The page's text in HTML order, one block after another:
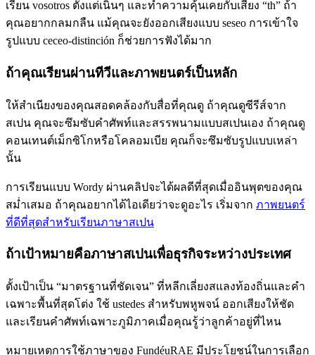
เรียน vosotros ตั้งแต่เนิ่นๆ และทำความคุ้นเคยกับเสียง “th” ถ้า
คุณอยากกลมกลืน แม้คุณจะยังออกเสียงแบบ seseo การเข้าใจ
รูปแบบ ceceo-distinción ก็ช่วยการฟังได้มาก
ถ้าคุณเรียนผ่านทีวีและภาพยนตร์เป็นหลัก
ให้สำเนียงของคุณสอดคล้องกับสื่อที่คุณดู ถ้าคุณดูซีรีส์จาก
สเปน คุณจะซึมซับคำศัพท์และสรรพนามแบบสเปนเอง ถ้าคุณดู
คอนเทนต์เม็กซิโกหรือโคลอมเบีย คุณก็จะซึมซับรูปแบบเหล่า
นั้น
การเรียนแบบ Wordy ผ่านคลิปจะได้ผลดีที่สุดเมื่ออินพุตของคุณ
สม่ำเสมอ ถ้าคุณอยากได้ไอเดียว่าจะดูอะไร เริ่มจาก ภาพยนตร์
ที่ดีที่สุดสำหรับเรียนภาษาสเปน
ถ้าเป้าหมายคือภาษาสเปนเพื่อธุรกิจระหว่างประเทศ
ตั้งเป้าเป็น “มาตรฐานที่ชัดเจน” ที่หลีกเลี่ยงสแลงท้องถิ่นและคำ
เฉพาะพื้นที่สุดโต่ง ใช้ ustedes สำหรับพหูพจน์ ออกเสียงให้ชัด
และเรียนคำศัพท์เฉพาะภูมิภาคเมื่อคุณรู้ว่าลูกค้าอยู่ที่ไหน
หมายเหตุการใช้ภาษาของ FundéuRAE มีประโยชน์ในการเลือก